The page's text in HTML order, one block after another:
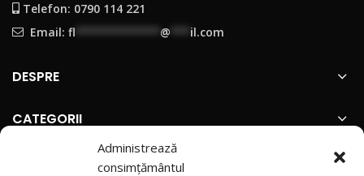
Administrează
consimțământul
Telefon: 0790 114 221
Email: fl @ il.com
DESPRE
CATEGORII